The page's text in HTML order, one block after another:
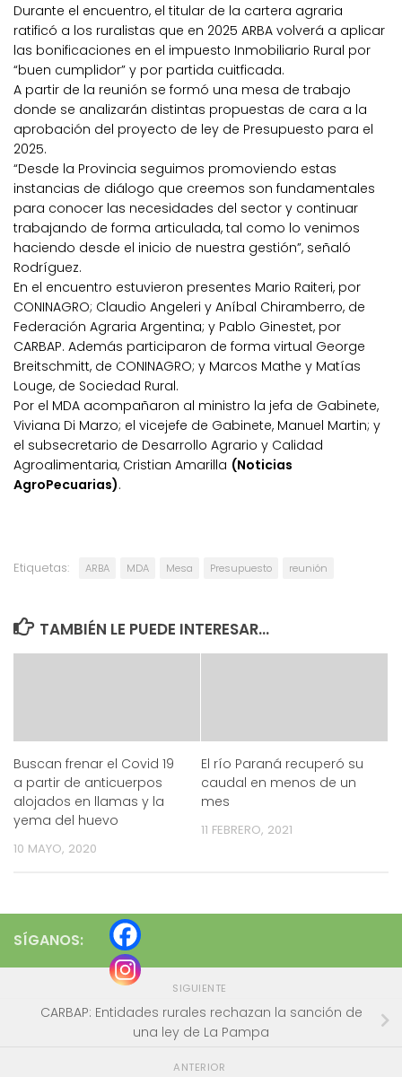
Durante el encuentro, el titular de la cartera agraria
ratificó a los ruralistas que en 2025 ARBA volverá a aplicar
las bonificaciones en el impuesto Inmobiliario Rural por
“buen cumplidor” y por partida cuitficada.
A partir de la reunión se formó una mesa de trabajo
donde se analizarán distintas propuestas de cara a la
aprobación del proyecto de ley de Presupuesto para el
2025.
“Desde la Provincia seguimos promoviendo estas
instancias de diálogo que creemos son fundamentales
para conocer las necesidades del sector y continuar
trabajando de forma articulada, tal como lo venimos
haciendo desde el inicio de nuestra gestión”, señaló
Rodríguez.
En el encuentro estuvieron presentes Mario Raiteri, por
CONINAGRO; Claudio Angeleri y Aníbal Chiramberro, de
Federación Agraria Argentina; y Pablo Ginestet, por
CARBAP. Además participaron de forma virtual George
Breitschmitt, de CONINAGRO; y Marcos Mathe y Matías
Louge, de Sociedad Rural.
Por el MDA acompañaron al ministro la jefa de Gabinete,
Viviana Di Marzo; el vicejefe de Gabinete, Manuel Martin; y
el subsecretario de Desarrollo Agrario y Calidad
Agroalimentaria, Cristian Amarilla (Noticias
AgroPecuarias).
Etiquetas: ARBA MDA Mesa Presupuesto reunión
TAMBIÉN LE PUEDE INTERESAR...
Buscan frenar el Covid 19
a partir de anticuerpos
alojados en llamas y la
yema del huevo
10 MAYO, 2020
El río Paraná recuperó su
caudal en menos de un
mes
11 FEBRERO, 2021
SÍGANOS:
SIGUIENTE
CARBAP: Entidades rurales rechazan la sanción de
una ley de La Pampa
ANTERIOR